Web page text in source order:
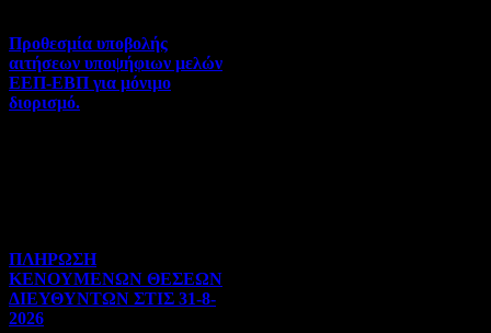
Προθεσμία υποβολής
αιτήσεων υποψήφιων μελών
ΕΕΠ-ΕΒΠ για μόνιμο
διορισμό.
ΠΛΗΡΩΣΗ
ΚΕΝΟΥΜΕΝΩΝ ΘΕΣΕΩΝ
ΔΙΕΥΘΥΝΤΩΝ ΣΤΙΣ 31-8-
2026